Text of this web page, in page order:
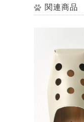
関連商品